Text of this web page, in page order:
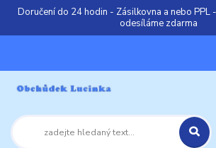
Doručení do 24 hodin - Zásilkovna a nebo PPL
odesíláme zdarma